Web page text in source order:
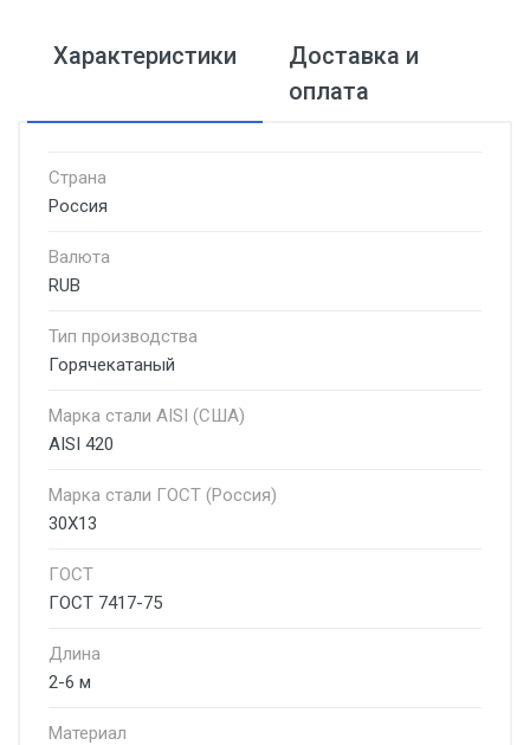
Характеристики
Доставка и
оплата
Страна
Россия
Валюта
RUB
Тип производства
Горячекатаный
Марка стали AISI (США)
AISI 420
Марка стали ГОСТ (Россия)
30Х13
ГОСТ
ГОСТ 7417-75
Длина
2-6 м
Материал